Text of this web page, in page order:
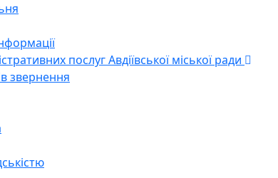
послуг Авдіївської міської ради
звернення